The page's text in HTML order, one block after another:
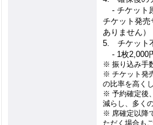
- チケット
チケット発売
ありません）
5. チケット
- 1枚2,000
※ 振り込み手
※ チケット発
の比率を高く
※ 予約確定後
減らし、多く
※ 席確定以降
ただく場合も